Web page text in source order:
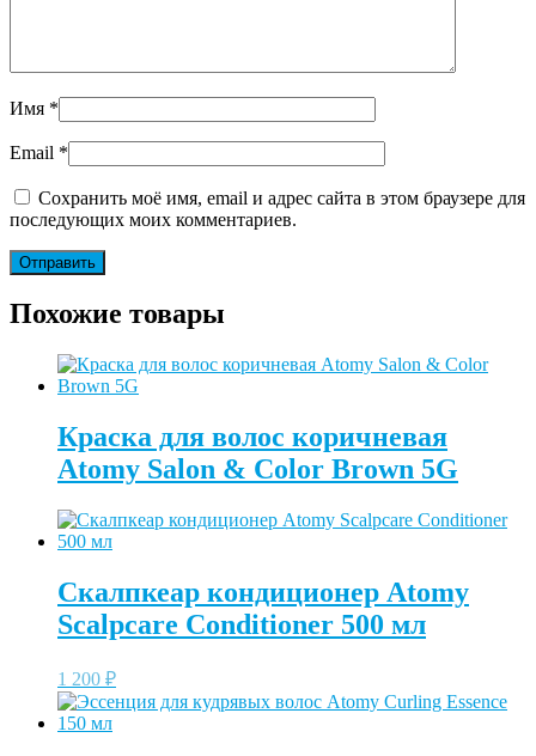
Имя *
Email *
Сохранить моё имя, email и адрес сайта в этом браузере для
последующих моих комментариев.
Похожие товары
Краска для волос коричневая
Atomy Salon & Color Brown 5G
Скалпкеар кондиционер Atomy
Scalpcare Conditioner 500 мл
1 200 ₽